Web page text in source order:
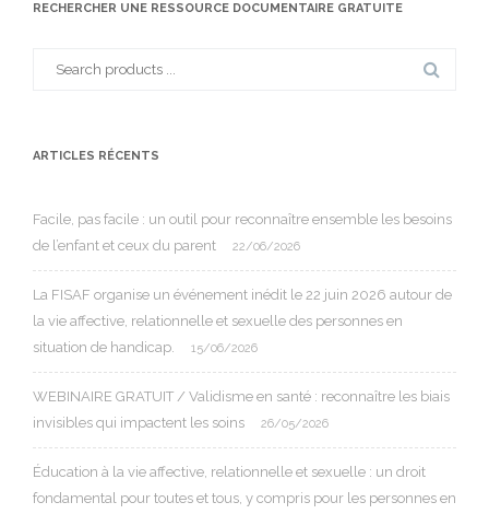
RECHERCHER UNE RESSOURCE DOCUMENTAIRE GRATUITE
ARTICLES RÉCENTS
Facile, pas facile : un outil pour reconnaître ensemble les besoins
de l’enfant et ceux du parent
22/06/2026
La FISAF organise un événement inédit le 22 juin 2026 autour de
la vie affective, relationnelle et sexuelle des personnes en
situation de handicap.
15/06/2026
WEBINAIRE GRATUIT / Validisme en santé : reconnaître les biais
invisibles qui impactent les soins
26/05/2026
Éducation à la vie affective, relationnelle et sexuelle : un droit
fondamental pour toutes et tous, y compris pour les personnes en